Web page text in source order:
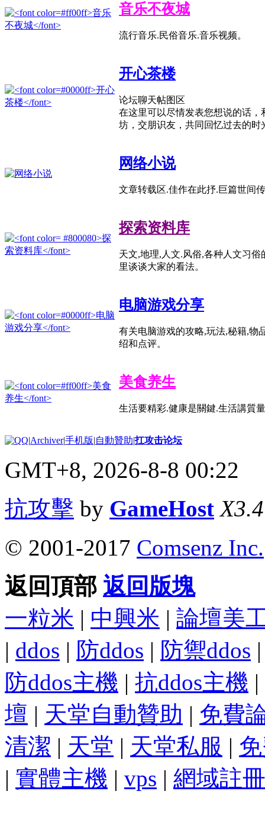
音乐不夜城
流行音乐.民俗音乐.音乐视频。
开心茶楼
论坛聊天帖图区
在这里可以尽情发表您想说的话
坊，交朋识友，共同回忆过去的时
网络小说
文章转载区.佳作在此抒.巨篇世间
探索资料库
天文,地理,人文.风俗,各种人文习
里谈谈大家的看法。
电脑游戏分享
有关电脑游戏的攻略,玩法,秘籍,物
绍和点评。
美食养生
生活要精彩.健康是關鍵.生活講質
|Archiver|手机版|自動贊助|扛攻击论坛
GMT+8, 2026-8-8 00:22
抗攻擊 by GameHost X3.4
© 2001-2017 Comsenz Inc.
返回頂部 返回版塊
一粒米 | 中興米 | 論壇美
| ddos | 防ddos | 防禦ddos
防ddos主機 | 抗ddos主機 |
壇 | 天堂自動贊助 | 免費
清潔 | 天堂 | 天堂私服 |
| 實體主機 | vps | 網域註冊